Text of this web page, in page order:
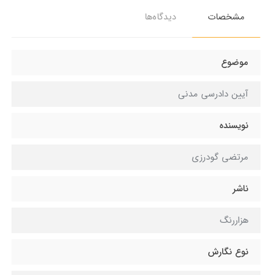
مشخصات دیدگاه‌ها
موضوع
آیین دادرسی مدنی
نویسنده
مرتضی گودرزی
ناشر
هزاررنگ
نوع نگارش